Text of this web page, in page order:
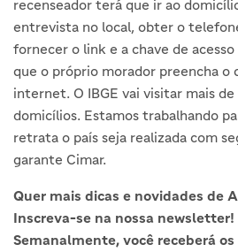
recenseador terá que ir ao
entrevista no local, obter o
fornecer o link e a chave de
que o próprio morador preencha o
internet. O IBGE vai visitar mais
domicílios. Estamos trabalhando
retrata o país seja realizada com
garante Cimar.
Quer mais dicas e novidades de
Inscreva-se na nossa newsletter!
Semanalmente, você receberá